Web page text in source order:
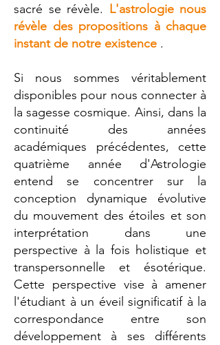
sacré se révèle. L'astrologie nous
révèle des propositions à chaque
instant de notre existence .
Si nous sommes véritablement
disponibles pour nous connecter à
la sagesse cosmique. Ainsi, dans la
continuité des années
académiques précédentes, cette
quatrième année d'Astrologie
entend se concentrer sur la
conception dynamique évolutive
du mouvement des étoiles et son
interprétation dans une
perspective à la fois holistique et
transpersonnelle et ésotérique.
Cette perspective vise à amener
l'étudiant à un éveil significatif à la
correspondance entre son
développement à ses différents